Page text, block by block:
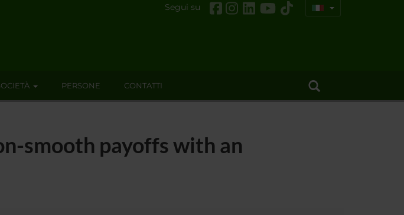
Segui su
PERSONE CONTATTI
smooth payoffs with an